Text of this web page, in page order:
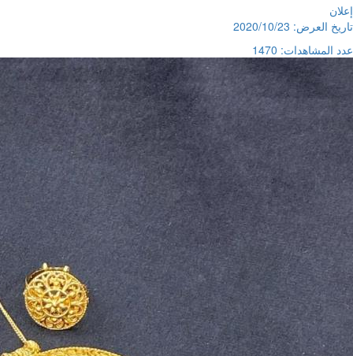
إعلان
تاريخ العرض: 2020/10/23
عدد المشاهدات: 1470